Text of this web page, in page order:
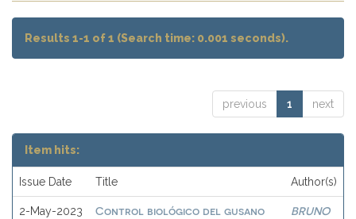
Results 1-1 of 1 (Search time: 0.001 seconds).
previous 1 next
Item hits:
Issue Date Title Author(s)
2-May-2023
Control biológico del gusano
BRUNO